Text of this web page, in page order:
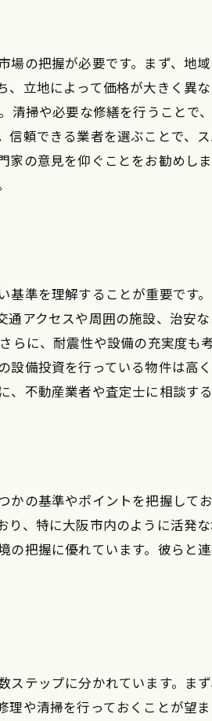
の把握が必要です。まず、地
立地によって価格が大きく異
掃や必要な修繕を行うことで
頼できる業者を選ぶことで、
の意見を仰ぐことをお勧めし
準を理解することが重要です
アクセスや周囲の施設、治安
らに、耐震性や設備の充実度も
備投資を行っている物件は高
不動産業者や査定士に相談する
の基準やポイントを把握して
、特に大阪市内のように活発
把握に優れています。彼らと
テップに分かれています。ま
や清掃を行っておくことが望